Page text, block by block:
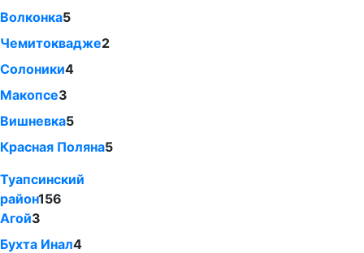
Волконка5
Чемитоквадже2
Солоники4
Макопсе3
Вишневка5
Красная Поляна5
Туапсинский
район156
Агой3
Бухта Инал4